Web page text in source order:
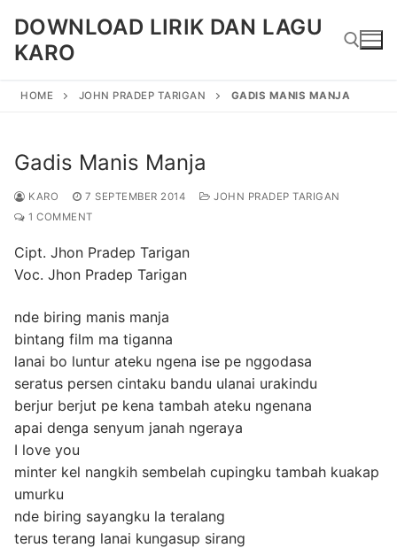
content
DOWNLOAD LIRIK DAN LAGU
KARO
HOME JOHN PRADEP TARIGAN GADIS MANIS MANJA
Gadis Manis Manja
KARO 7 SEPTEMBER 2014
JOHN PRADEP TARIGAN
1 COMMENT
Cipt. Jhon Pradep Tarigan
Voc. Jhon Pradep Tarigan
nde biring manis manja
bintang film ma tiganna
lanai bo luntur ateku ngena ise pe nggodasa
seratus persen cintaku bandu ulanai urakindu
berjur berjut pe kena tambah ateku ngenana
apai denga senyum janah ngeraya
I love you
minter kel nangkih sembelah cupingku tambah kuakap
umurku
nde biring sayangku la teralang
terus terang lanai kungasup sirang